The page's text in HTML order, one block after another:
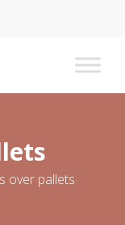
over pallets